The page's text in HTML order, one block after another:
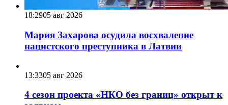
18:2905 авг 2026
Мария Захарова осудила восхваление
нацистского преступника в Латвии
13:3305 авг 2026
4 сезон проекта «НКО без границ» открыт к